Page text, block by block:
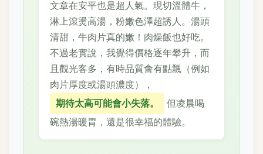
文章在安平也是超人氣。現切溫體牛，
淋上滾燙高湯，粉嫩色澤超誘人。湯頭
清甜，牛肉片真的嫩！肉燥飯也好吃。
不過老實說，我覺得價格逐年攀升，而
且觀光客多，有時品質會有點飄（例如
肉片厚度或湯頭濃度），
期待太高可能會小失落。
但凌晨喝
碗熱湯暖胃，還是很幸福的體驗。